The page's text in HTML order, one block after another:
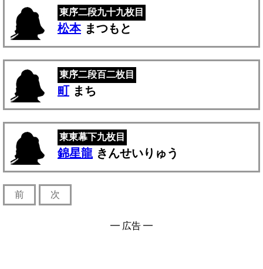
東序二段九十九枚目
松本まつもと
東序二段百二枚目
町まち
東東幕下九枚目
錦星龍 きんせいりゅう
前 次
━ 広告 ━